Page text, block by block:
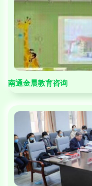
南通金晨教育咨询